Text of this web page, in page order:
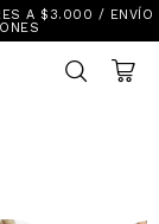
A $3.000 / ENVÍO